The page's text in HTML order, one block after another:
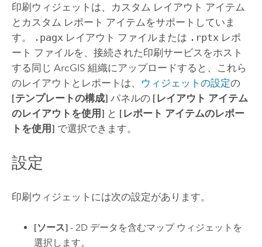
印刷ウィジェットは、カスタム レイアウト アイテム
とカスタム レポート アイテムをサポートしていま
す。
.pagx レイアウト ファイルまたは .rptx レポ
ート ファイルを、接続された印刷サービスをホスト
する同じ ArcGIS 組織にアップロードすると、これら
のレイアウトとレポートは、
ウィジェットの設定の
[テンプレートの構成] パネルの [レイアウト アイテム
のレイアウトを使用] と [レポート アイテムのレポー
トを使用] で選択できます。
設定
印刷ウィジェットには次の設定があります。
[ソース] - 2D データを含むマップ ウィジェットを
選択します。